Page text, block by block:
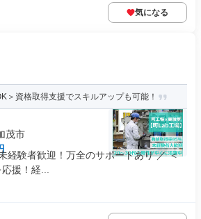
気になる
＞資格取得支援でスキルアップも可能！
茂市
経験者歓迎！万全のサポートあり ／ ＜
援！経...